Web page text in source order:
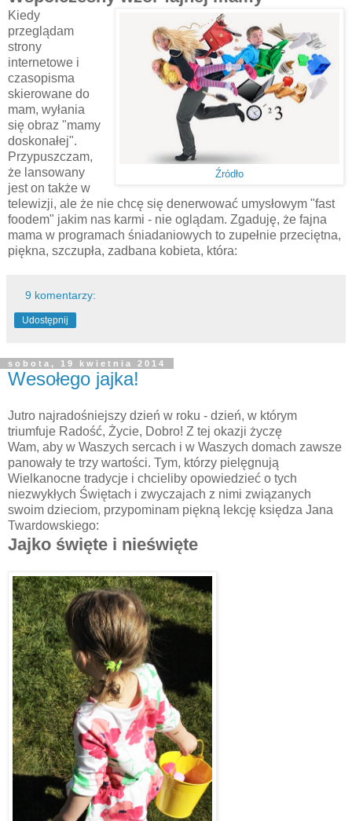
Źródło
Kiedy
przeglądam
strony
internetowe i
czasopisma
skierowane do
mam, wyłania
się obraz "mamy
doskonałej".
Przypuszczam,
że lansowany
jest on także w
telewizji, ale że nie chcę się denerwować umysłowym "fast
foodem" jakim nas karmi - nie oglądam. Zgaduję, że fajna
mama w programach śniadaniowych to zupełnie przeciętna,
piękna, szczupła, zadbana kobieta, która:
9 komentarzy:
Udostępnij
sobota, 19 kwietnia 2014
Wesołego jajka!
Jutro najradośniejszy dzień w roku - dzień, w którym
triumfuje Radość, Życie, Dobro! Z tej okazji życzę
Wam, aby w Waszych sercach i w Waszych domach zawsze
panowały te trzy wartości. Tym, którzy pielęgnują
Wielkanocne tradycje i chcieliby opowiedzieć o tych
niezwykłych Świętach i zwyczajach z nimi związanych
swoim dzieciom, przypominam piękną lekcję księdza Jana
Twardowskiego:
Jajko święte i nieświęte